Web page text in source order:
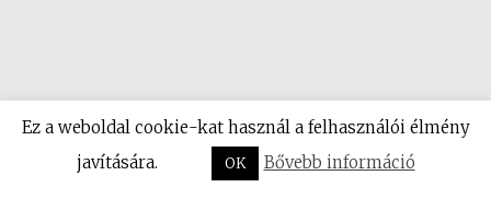
Ez a weboldal cookie-kat használ a felhasználói élmény
javítására.
OK Bővebb információ